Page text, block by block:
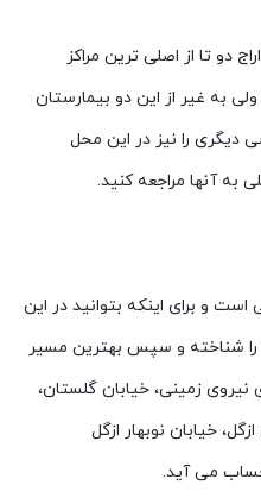
دو تا از اصلی ترین مراکز
به غیر از این دو بیمارستان
دیگری را نیز در این محل
به آنها مراجعه کنید.
و برای اینکه بتوانید در این
را شناخته و سپس بهترین مسیر
نیروی زمینی، خیابان گلستان،
خیابان نوبهار ازگل
می آید.